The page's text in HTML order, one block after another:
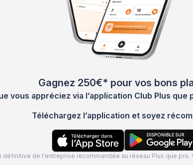
Gagnez 250€* pour vos bons
vous appréciez via l’application Club Plus que
Téléchargez l’application et soyez
de l'entreprise recommandée au réseau Plus que